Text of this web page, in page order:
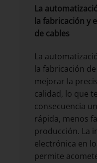
La
la fabricación y
de cables
La
la fabricación
mejorar la
calidad, lo que
consecuencia
rápida, menos
producción. La
electrónica en
permite